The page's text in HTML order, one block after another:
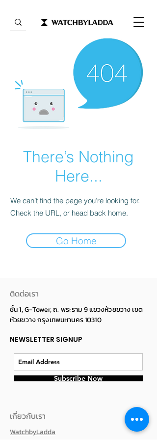
There’s Nothing
Here...
We can’t find the page you’re looking for.
Check the URL, or head back home.
Go Home
ติดต่อเรา
ชั้น 1, G-Tower, ถ. พระราม 9 แขวงห้วยขวาง เขต
ห้วยขวาง กรุงเทพมหานคร 10310
NEWSLETTER SIGNUP
Subscribe Now
เกี่ยวกับเรา
WatchbyLadda